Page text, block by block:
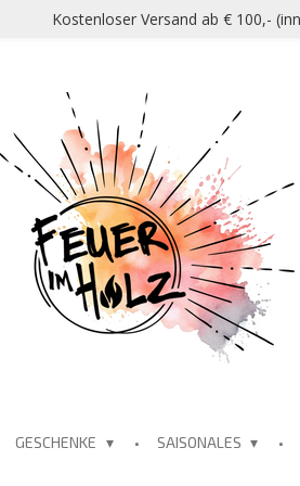
Kostenloser Versand ab € 100,-
GESCHENKE SAISONALES